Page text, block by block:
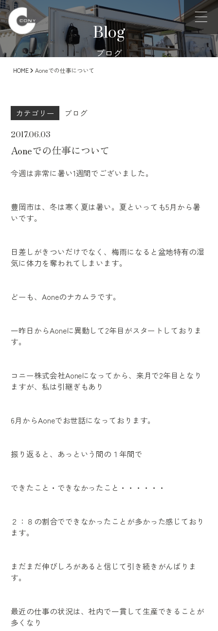
Blog
ブログ
HOME Aoneでの仕事について
カテゴリー ブログ
2017.06.03
Aoneでの仕事について
今週は非常に暑い1週間でございました。
豊岡市は、冬は寒く夏は暑い。夏といっても5月から暑
いです。
日差しがきついだけでなく、梅雨になると盆地特有の湿
気に体力を奪われてしまいます。
どーも、Aoneのナカムラです。
一昨日からAoneに異動して2年目がスタートしておりま
す。
コニー株式会社Aoneになってから、来月で2年目となり
ますが、私は引継ぎもあり
6月からAoneでお世話になっております。
振り返ると、あっという間の１年間で
できたこと・できなかったこと・・・・・・
２：８の割合でできなかったことが多かった感じており
ます。
まだまだ伸びしろがあると信じて引き続きがんばりま
す。
最近の仕事の状況は、社内で一貫して生産できることが
多くなり